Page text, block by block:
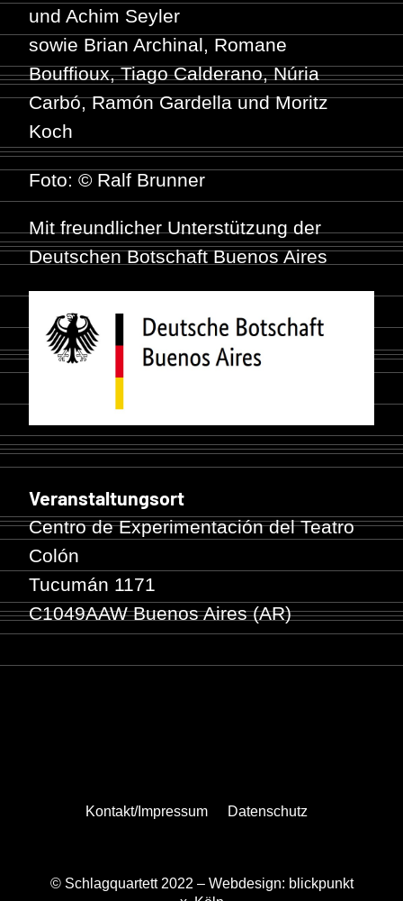
und Achim Seyler
sowie Brian Archinal, Romane
Bouffioux, Tiago Calderano, Núria
Carbó, Ramón Gardella und Moritz
Koch
Foto: © Ralf Brunner
Mit freundlicher Unterstützung der
Deutschen Botschaft Buenos Aires
Veranstaltungsort
Centro de Experimentación del Teatro
Colón
Tucumán 1171
C1049AAW Buenos Aires (AR)
Kontakt/Impressum Datenschutz
© Schlagquartett 2022 – Webdesign: blickpunkt